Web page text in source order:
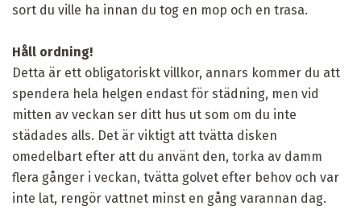
sort du ville ha innan du tog en mop och en trasa.
Håll ordning!
Detta är ett obligatoriskt villkor, annars kommer du att
spendera hela helgen endast för städning, men vid
mitten av veckan ser ditt hus ut som om du inte
städades alls. Det är viktigt att tvätta disken
omedelbart efter att du använt den, torka av damm
flera gånger i veckan, tvätta golvet efter behov och var
inte lat, rengör vattnet minst en gång varannan dag.